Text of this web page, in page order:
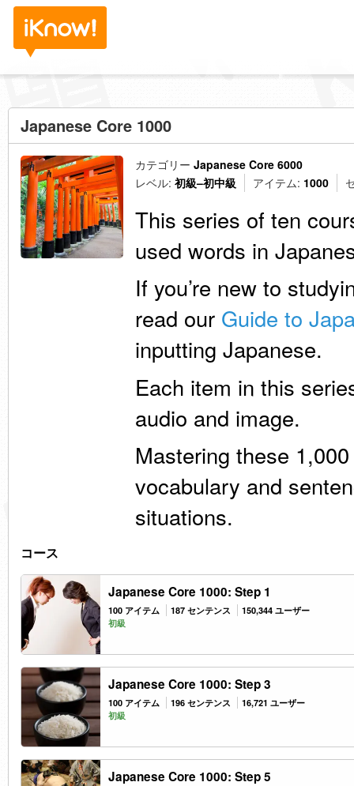
Japanese Core 1000
カテゴリー Japanese Core 6000
レベル: 初級–初中級 アイテム: 1000
This series of ten
used words in
If you’re new to
read our Guide to
inputting Japanese.
Each item in this
audio and image.
Mastering these
vocabulary and
situations.
コース
Japanese Core 1000: Step 1
100 アイテム 187 センテンス
150,344 ユーザー
初級
Japanese Core 1000: Step 3
100 アイテム 196 センテンス
16,721 ユーザー
初級
Japanese Core 1000: Step 5